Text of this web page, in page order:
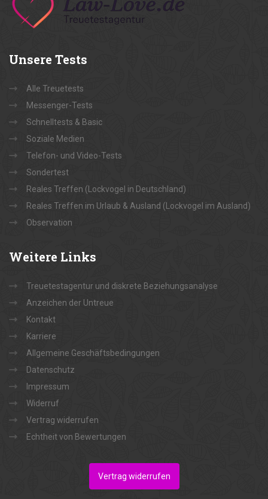
Unsere Tests
Alle Treuetests
Messenger-Tests
Schnelltests & Basic
Soziale Medien
Telefon- und Video-Tests
Sondertest
Reales Treffen (Lockvogel in Deutschland)
Reales Treffen im Urlaub & Ausland (Lockvogel im Ausland)
Observation
Weitere Links
Treuetestagentur und diskrete Beziehungsanalyse
Anzeichen der Untreue
Kontakt
Karriere
Allgemeine Geschäftsbedingungen
Datenschutz
Impressum
Widerruf
Vertrag widerrufen
Echtheit von Bewertungen
Vertrag widerrufen